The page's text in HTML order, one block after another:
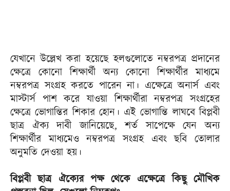
যেখানে উল্লেখ করা হয়েছে হলগুলোতে নম্বরপত্র প্রদানের
ক্ষেত্রে কোনো শিক্ষার্থী অন্য কোনো শিক্ষার্থীর মাধ্যমে
নম্বরপত্র সংগ্রহ করতে পারেন না। এক্ষেত্রে অনার্স এবং
মাস্টার্স পাশ করে যাওয়া শিক্ষার্থীরা নম্বরপত্র সংগ্রহের
ক্ষেত্রে ভোগান্তির শিকার হোন। এই ভোগান্তি লাঘবে বিপ্লবী
ছাত্র ঐক্য দাবী জানিয়েছে, শর্ত সাপেক্ষে যেন অন্য
শিক্ষার্থীর মাধ্যমেও নম্বরপত্র সংগ্রহ এবং ছবি তোলার
অনুমতি দেওয়া হয়।
বিপ্লবী ছাত্র ঐক্যের পক্ষ থেকে এক্ষেত্রে কিছু মৌখিক